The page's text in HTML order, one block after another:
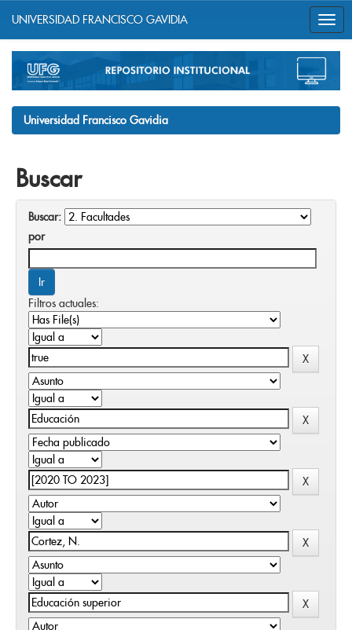
navigation
UNIVERSIDAD FRANCISCO GAVIDIA
Universidad Francisco Gavidia
Buscar
Buscar:
por
Filtros actuales: